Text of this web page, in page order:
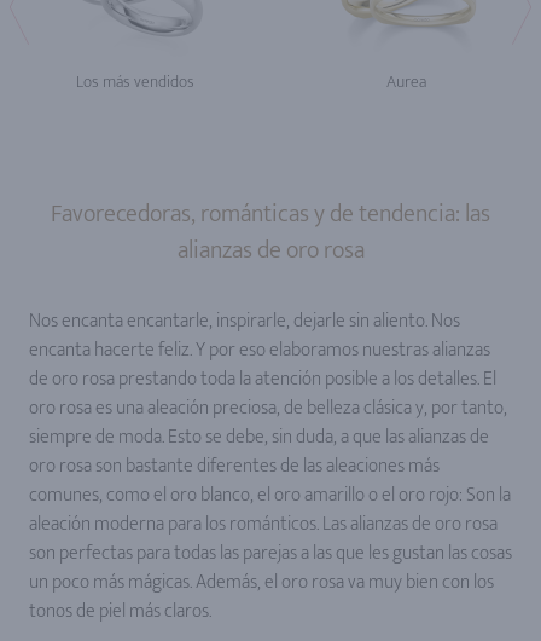
Los más vendidos Aurea
Favorecedoras, románticas y de tendencia: las
alianzas de oro rosa
Nos encanta encantarle, inspirarle, dejarle sin aliento. Nos
encanta hacerte feliz. Y por eso elaboramos nuestras alianzas
de oro rosa prestando toda la atención posible a los detalles. El
oro rosa es una aleación preciosa, de belleza clásica y, por tanto,
siempre de moda. Esto se debe, sin duda, a que las alianzas de
oro rosa son bastante diferentes de las aleaciones más
comunes, como el oro blanco, el oro amarillo o el oro rojo: Son la
aleación moderna para los románticos. Las alianzas de oro rosa
son perfectas para todas las parejas a las que les gustan las cosas
un poco más mágicas. Además, el oro rosa va muy bien con los
tonos de piel más claros.